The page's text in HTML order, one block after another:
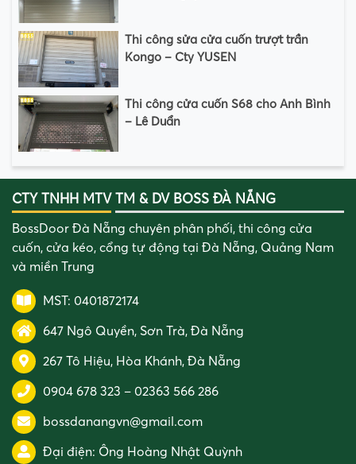
Thi công sửa cửa cuốn trượt trần
Kongo – Cty YUSEN
Thi công cửa cuốn S68 cho Anh Bình
– Lê Duẩn
CTY TNHH MTV TM & DV BOSS ĐÀ NẴNG
BossDoor Đà Nẵng chuyên phân phối, thi công cửa
cuốn, cửa kéo, cổng tự động tại Đà Nẵng, Quảng Nam
và miền Trung
MST: 0401872174
647 Ngô Quyền, Sơn Trà, Đà Nẵng
267 Tô Hiệu, Hòa Khánh, Đà Nẵng
0904 678 323 – 02363 566 286
bossdanangvn@gmail.com
Đại điện: Ông Hoàng Nhật Quỳnh